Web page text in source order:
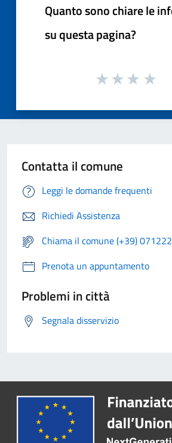
Quanto sono chiare le
su questa pagina?
Contatta il comune
Leggi le domande frequenti
Richiedi Assistenza
Chiama il comune (+39)
Prenota un appuntamento
Problemi in città
Segnala disservizio